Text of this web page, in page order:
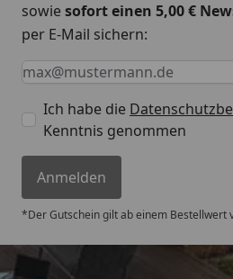
sowiesofort einen 5,00 €
per E-Mail sichern:
Keine Eingabe erforderlich
Eingabe erforderlich
E-Mail *
Ich habe die
Kenntnis genommen
Anmelden
*Der Gutschein gilt ab einem Bestellwert